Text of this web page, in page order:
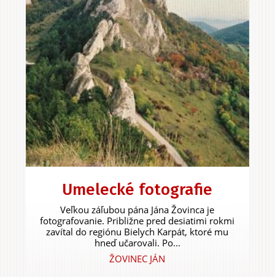
Umelecké fotografie
Veľkou záľubou pána Jána Žovinca je
fotografovanie. Približne pred desiatimi rokmi
zavítal do regiónu Bielych Karpát, ktoré mu
hneď učarovali. Po...
ŽOVINEC JÁN